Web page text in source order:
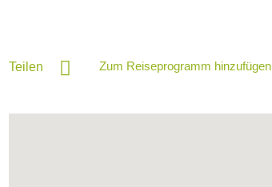
Teilen Zum Reiseprogramm hinzufügen